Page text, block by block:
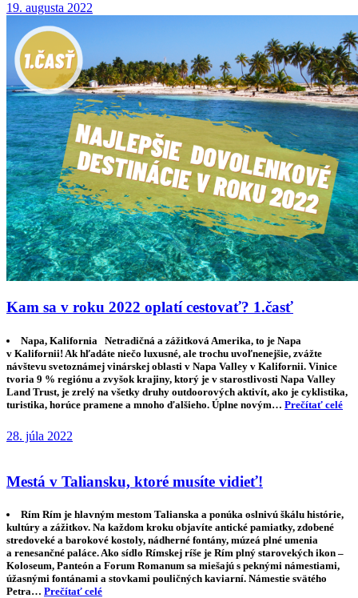
19. augusta 2022
Kam sa v roku 2022 oplatí cestovať? 1.časť
Napa, Kalifornia Netradičná a zážitková Amerika, to je Napa
v Kalifornii! Ak hľadáte niečo luxusné, ale trochu uvoľnenejšie, zvážte
návštevu svetoznámej vinárskej oblasti v Napa Valley v Kalifornii. Vinice
tvoria 9 % regiónu a zvyšok krajiny, ktorý je v starostlivosti Napa Valley
Land Trust, je zrelý na všetky druhy outdoorových aktivít, ako je cyklistika,
turistika, horúce pramene a mnoho ďalšieho. Úplne novým… Prečítať celé
28. júla 2022
Mestá v Taliansku, ktoré musíte vidieť!
Rím Rím je hlavným mestom Talianska a ponúka oslnivú škálu histórie,
kultúry a zážitkov. Na každom kroku objavíte antické pamiatky, zdobené
stredoveké a barokové kostoly, nádherné fontány, múzeá plné umenia
a renesančné paláce. Ako sídlo Rímskej ríše je Rím plný starovekých ikon –
Koloseum, Panteón a Forum Romanum sa miešajú s peknými námestiami,
úžasnými fontánami a stovkami pouličných kaviarní. Námestie svätého
Petra… Prečítať celé